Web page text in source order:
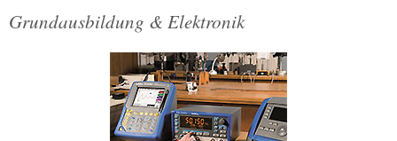
Grundausbildung & Elektronik